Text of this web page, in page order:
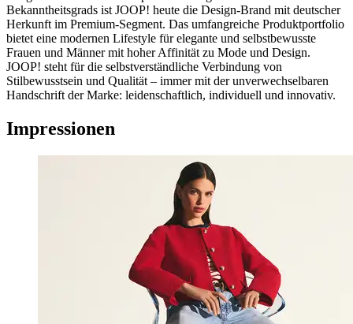
Bekanntheitsgrads ist JOOP! heute die Design-Brand mit deutscher
Herkunft im Premium-Segment. Das umfangreiche Produktportfolio
bietet eine modernen Lifestyle für elegante und selbstbewusste
Frauen und Männer mit hoher Affinität zu Mode und Design.
JOOP! steht für die selbstverständliche Verbindung von
Stilbewusstsein und Qualität – immer mit der unverwechselbaren
Handschrift der Marke: leidenschaftlich, individuell und innovativ.
Impressionen